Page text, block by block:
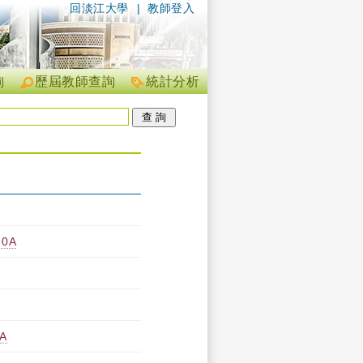
| 教師登入
回淡江大學
統計分析
歷屆教師查詢